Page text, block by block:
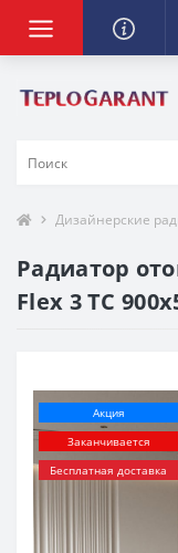
Дизайнерские
Радиатор
Flex 3 TC
Акция
Заканчивается
Бесплатная доставка